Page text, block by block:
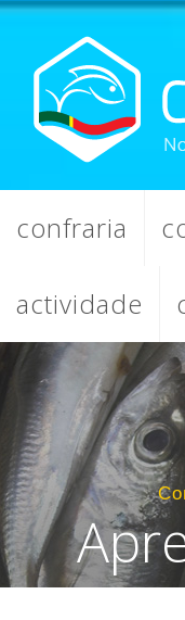
confraria
actividade